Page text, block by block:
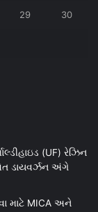
29 30
(UF) રેઝિન
ડાયવર્ઝન અંગે
માટે MICA અને